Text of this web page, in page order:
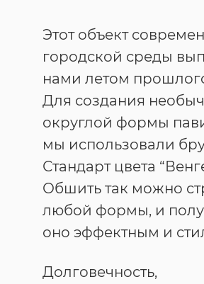
Этот объект
городской среды
нами летом
Для создания
округлой формы
мы использовали
Стандарт цвета
Обшить так можно
любой формы, и
оно эффектным и
Долговечность,